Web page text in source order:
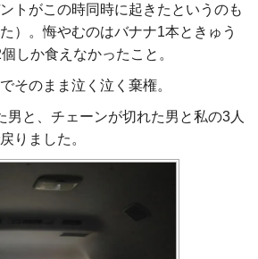
トがこの時同時に起きたというのも
）。悔やむのはバナナ1本ときゅう
しか食えなかったこと。
そのまま泣く泣く棄権。
男と、チェーンが切れた男と私の3人
りました。